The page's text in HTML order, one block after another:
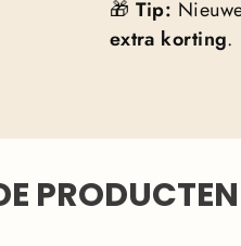
🎁 Tip:
extra korting.
PRODUCTEN